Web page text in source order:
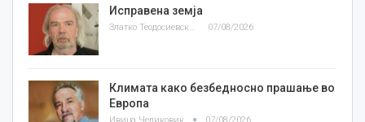
Исправена земја
Златко Теодосиевски 07/08/2026
Климата како безбедносно прашање во
Европа
Ивица Челиковиќ 07/08/2026